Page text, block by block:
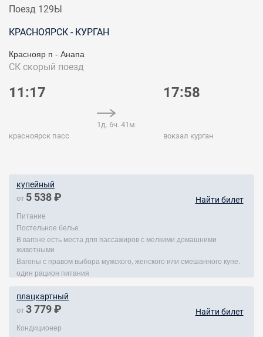
Поезд 129Ы
КРАСНОЯРСК - КУРГАН
Краснояр п - Анапа
СК скорый поезд
11:17
красноярск пасс
1д. 6ч. 41м.
17:58
вокзал курган
купейный
от 5 538 ₽ Найти билет
Питание
Постельное белье
В вагоне есть места для пассажиров с мелкими домашними
животными
Вагоны с правом выбора мужского, женского или смешанного купе.
один рацион питания
плацкартный
от 3 779 ₽ Найти билет
Кондиционер